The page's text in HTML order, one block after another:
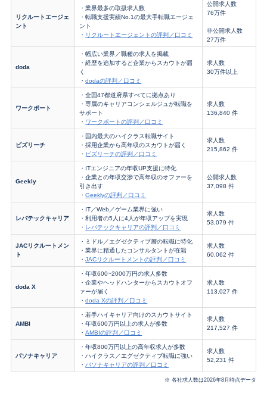
リクルートエージェ
ント
・業界最多の取扱求人数
・転職支援実績No.1の最大手転職エージェ
ント
・ リクルートエージェントの評判／口コミ
公開求人数
76万件
非公開求人数
27万件
doda
・幅広い業界／職種の求人を掲載
・経歴を追加すると企業からスカウトが届
く
・dodaの評判／口コミ
求人数
30万件以上
ワークポート
・全国47都道府県すべてに拠点あり
・専属のキャリアコンシェルジュが転職を
サポート
・ ワークポートの評判／口コミ
求人数
136,840 件
ビズリーチ
・国内最大のハイクラス転職サイト
・採用企業から高年収のスカウトが届く
・ ビズリーチの評判／口コミ
求人数
215,862 件
Geekly
・ITエンジニアの年収UP支援に特化
・企業との年収交渉で高年収のオファーを
引き出す
・Geeklyの評判／口コミ
公開求人数
37,098 件
レバテックキャリア
・IT／Web／ゲーム業界に強い
・利用者の5人に4人が年収アップを実現
・ レバテックキャリアの評判／口コミ
求人数
53,079 件
JACリクルートメン
ト
・ミドル／エグゼクティブ層の転職に特化
・業界に精通したコンサルタントが在籍
・JACリクルートメントの評判／口コミ
求人数
60,062 件
doda X
・年収600~2000万円の求人多数
・企業やヘッドハンターからスカウトオフ
ァーが届く
・doda Xの評判／口コミ
求人数
113,027 件
AMBI
・若手ハイキャリア向けのスカウトサイト
・年収600万円以上の求人が多数
・AMBIの評判／口コミ
求人数
217,527 件
パソナキャリア
・年収800万円以上の高年収求人が多数
・ハイクラス／エグゼクティブ転職に強い
・パソナキャリアの評判／口コミ
求人数
52,231 件
※ 各社求人数は2026年8月時点データ